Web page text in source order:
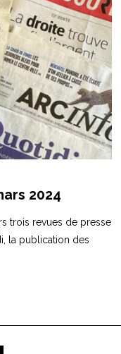
2024
trois revues de presse
la publication des